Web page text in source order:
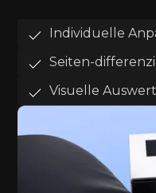
Individuelle
Seiten-
Visuelle